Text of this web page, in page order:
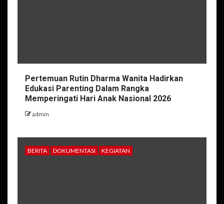
Pertemuan Rutin Dharma Wanita Hadirkan
Edukasi Parenting Dalam Rangka
Memperingati Hari Anak Nasional 2026
admin
BERITA DOKUMENTASI KEGIATAN